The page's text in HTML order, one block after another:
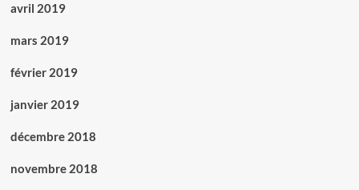
avril 2019
mars 2019
février 2019
janvier 2019
décembre 2018
novembre 2018